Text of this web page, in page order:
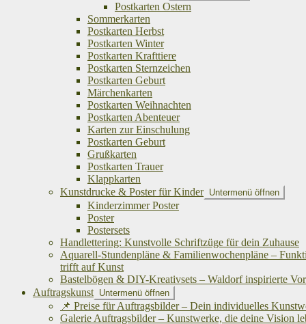
Postkarten Ostern
Sommerkarten
Postkarten Herbst
Postkarten Winter
Postkarten Krafttiere
Postkarten Sternzeichen
Postkarten Geburt
Märchenkarten
Postkarten Weihnachten
Postkarten Abenteuer
Karten zur Einschulung
Postkarten Geburt
Grußkarten
Postkarten Trauer
Klappkarten
Kunstdrucke & Poster für Kinder Untermenü öffnen
Kinderzimmer Poster
Poster
Postersets
Handlettering: Kunstvolle Schriftzüge für dein Zuhause
Aquarell-Stundenpläne & Familienwochenpläne –
trifft auf Kunst
Bastelbögen & DIY-Kreativsets – Waldorf inspirierte
Auftragskunst Untermenü öffnen
📌 Preise für Auftragsbilder – Dein individuelles
Galerie Auftragsbilder – Kunstwerke, die deine Vision